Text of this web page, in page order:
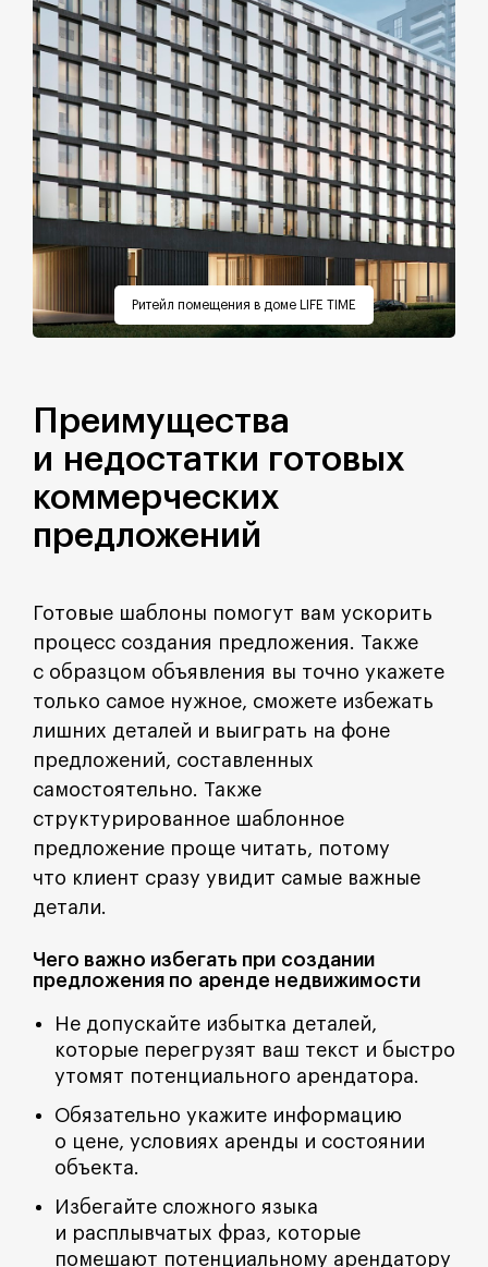
Ритейл помещения в доме LIFE TIME
Преимущества
и недостатки готовых
коммерческих
предложений
Готовые шаблоны помогут вам ускорить
процесс создания предложения. Также
с образцом объявления вы точно укажете
только самое нужное, сможете избежать
лишних деталей и выиграть на фоне
предложений, составленных
самостоятельно. Также
структурированное шаблонное
предложение проще читать, потому
что клиент сразу увидит самые важные
детали.
Чего важно избегать при создании
предложения по аренде недвижимости
Не допускайте избытка деталей,
которые перегрузят ваш текст и быстро
утомят потенциального арендатора.
Обязательно укажите информацию
о цене, условиях аренды и состоянии
объекта.
Избегайте сложного языка
и расплывчатых фраз, которые
помешают потенциальному арендатору